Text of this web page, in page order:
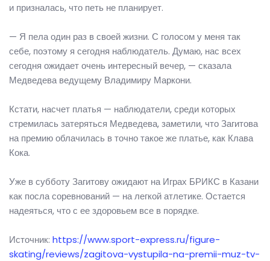
и призналась, что петь не планирует.
— Я пела один раз в своей жизни. С голосом у меня так
себе, поэтому я сегодня наблюдатель. Думаю, нас всех
сегодня ожидает очень интересный вечер, — сказала
Медведева ведущему Владимиру Маркони.
Кстати, насчет платья — наблюдатели, среди которых
стремилась затеряться Медведева, заметили, что Загитова
на премию облачилась в точно такое же платье, как Клава
Кока.
Уже в субботу Загитову ожидают на Играх БРИКС в Казани
как посла соревнований — на легкой атлетике. Остается
надеяться, что с ее здоровьем все в порядке.
Источник: https://www.sport-express.ru/figure-
skating/reviews/zagitova-vystupila-na-premii-muz-tv-